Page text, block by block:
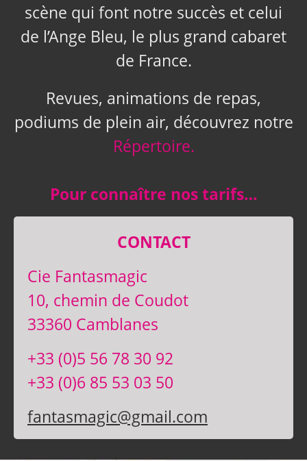
scène qui font notre succès et celui
de l’Ange Bleu, le plus grand cabaret
de France.
Revues, animations de repas,
podiums de plein air, découvrez notre
Répertoire.
Pour connaître nos tarifs…
CONTACT
Cie Fantasmagic
10, chemin de Coudot
33360 Camblanes
+33 (0)5 56 78 30 92
+33 (0)6 85 53 03 50
fantasmagic@gmail.com